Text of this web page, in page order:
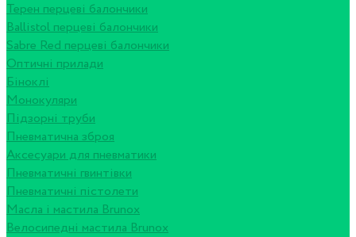
Терен перцеві балончики
Ballistol перцеві балончики
Sabre Red перцеві балончики
Оптичні прилади
Біноклі
Монокуляри
Підзорні труби
Пневматична зброя
Аксесуари для пневматики
Пневматичні гвинтівки
Пневматичні пістолети
Масла і мастила Brunox
Велосипедні мастила Brunox